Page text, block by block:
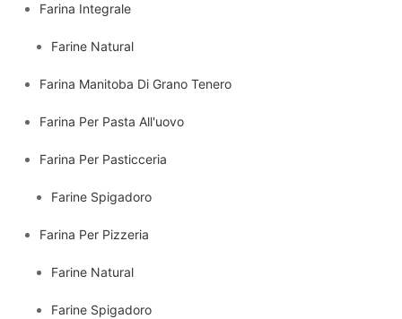
Farina Integrale
Farine Natural
Farina Manitoba Di Grano Tenero
Farina Per Pasta All'uovo
Farina Per Pasticceria
Farine Spigadoro
Farina Per Pizzeria
Farine Natural
Farine Spigadoro